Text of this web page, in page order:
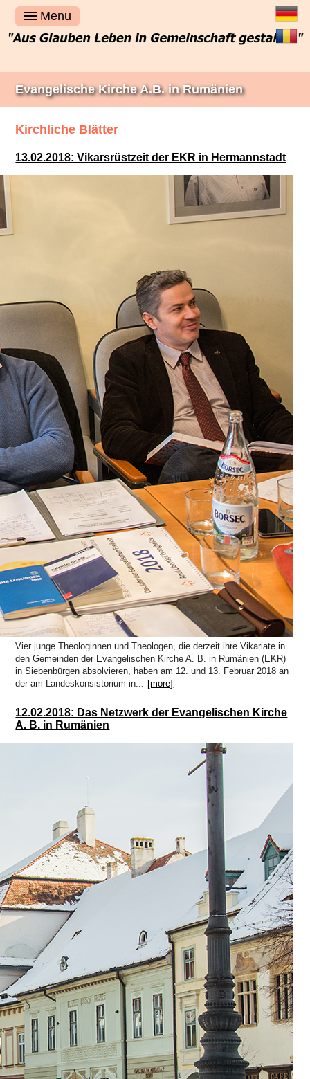
Evangelische Kirche A.B. in Rumänien
Kirchliche Blätter
13.02.2018: Vikarsrüstzeit der EKR in Hermannstadt
Vier junge Theologinnen und Theologen, die derzeit ihre Vikariate in
den Gemeinden der Evangelischen Kirche A. B. in Rumänien (EKR)
in Siebenbürgen absolvieren, haben am 12. und 13. Februar 2018 an
der am Landeskonsistorium in... [more]
12.02.2018: Das Netzwerk der Evangelischen Kirche
A. B. in Rumänien
Deutsch
Română
Menu